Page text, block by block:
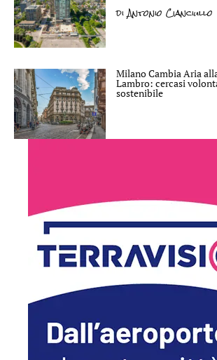
diAntonio Cianciullo
Milano Cambia Aria
Lambro: cercasi
sostenibile